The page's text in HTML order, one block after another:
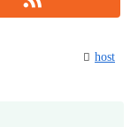
host